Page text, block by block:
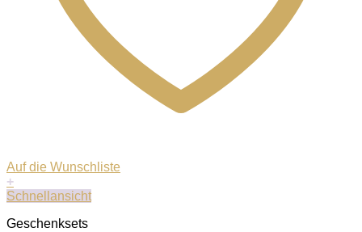
Auf die Wunschliste
+
Schnellansicht
Geschenksets